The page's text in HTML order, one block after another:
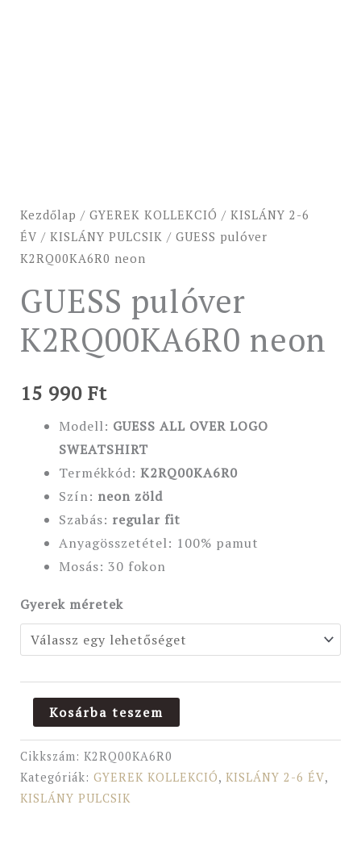
Kezdőlap / GYEREK KOLLEKCIÓ / KISLÁNY 2-6
ÉV / KISLÁNY PULCSIK / GUESS pulóver
K2RQ00KA6R0 neon
GUESS pulóver
K2RQ00KA6R0 neon
15 990 Ft
Modell: GUESS ALL OVER LOGO
SWEATSHIRT
Termékkód: K2RQ00KA6R0
Szín: neon zöld
Szabás: regular fit
Anyagösszetétel: 100% pamut
Mosás: 30 fokon
Gyerek méretek
Kosárba teszem
Cikkszám: K2RQ00KA6R0
Kategóriák: GYEREK KOLLEKCIÓ, KISLÁNY 2-6 ÉV,
KISLÁNY PULCSIK